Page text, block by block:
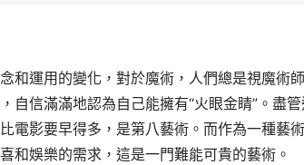
和運用的變化，對於魔術，人們總是視魔術
信滿滿地認為自己能擁有“火眼金睛”。盡
電影要早得多，是第八藝術。而作為一種藝
和娛樂的需求，這是一門難能可貴的藝術。